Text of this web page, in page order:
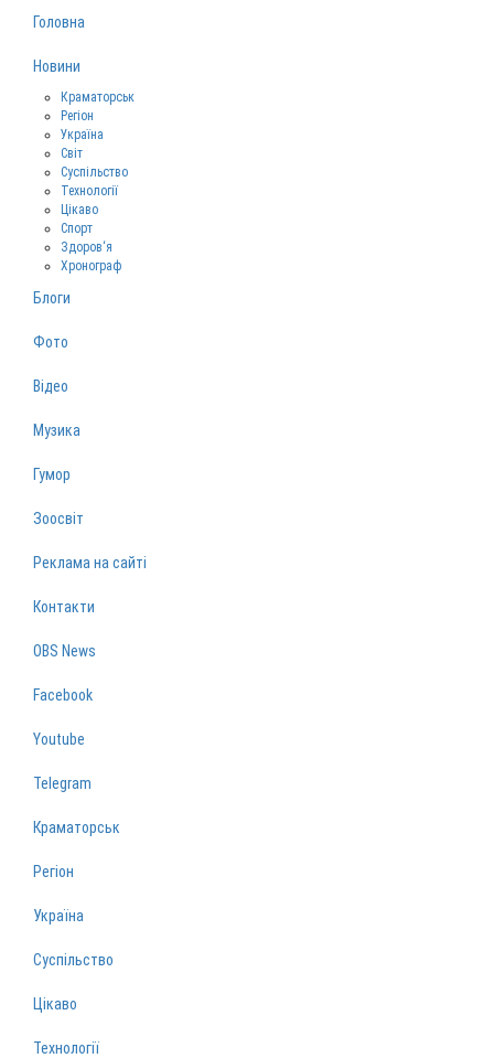
Головна
Новини
Краматорськ
Регіон
Україна
Світ
Суспільство
Технології
Цікаво
Спорт
Здоров‘я
Хронограф
Блоги
Фото
Відео
Музика
Гумор
Зоосвіт
Реклама на сайті
Контакти
OBS News
Facebook
Youtube
Telegram
Краматорськ
Регіон
Україна
Суспільство
Цікаво
Технології